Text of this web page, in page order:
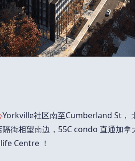
Yorkville社区南至Cumberland St，
隔街相望南边，55C condo 直通加
Centre ！